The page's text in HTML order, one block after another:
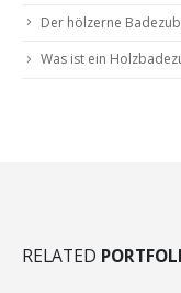
Der hölzerne
Was ist ein
RELATED